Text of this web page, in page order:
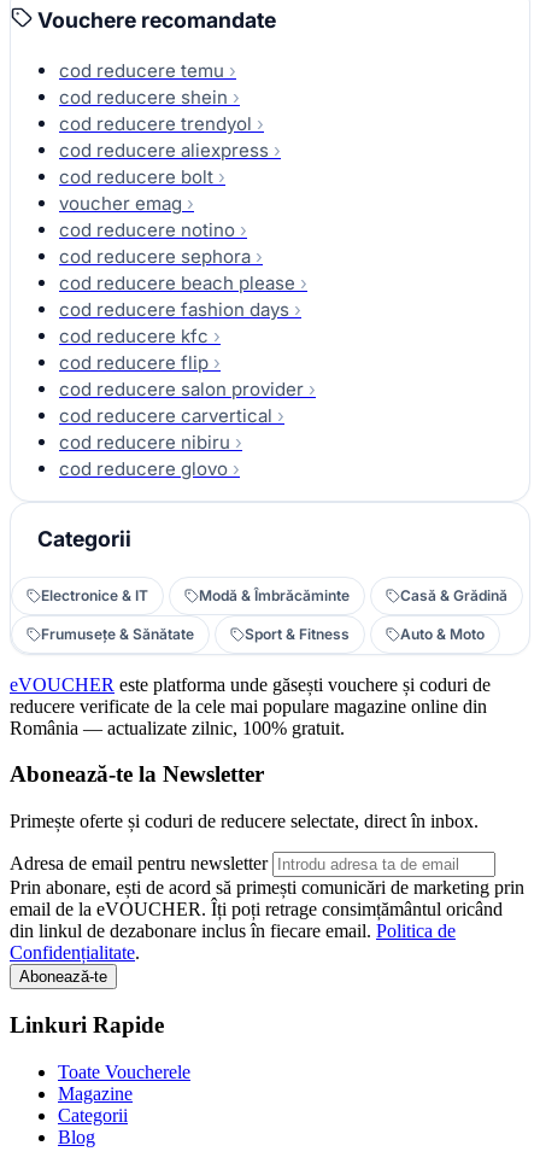
Vouchere recomandate
cod reducere temu ›
cod reducere shein ›
cod reducere trendyol ›
cod reducere aliexpress ›
cod reducere bolt ›
voucher emag ›
cod reducere notino ›
cod reducere sephora ›
cod reducere beach please ›
cod reducere fashion days ›
cod reducere kfc ›
cod reducere flip ›
cod reducere salon provider ›
cod reducere carvertical ›
cod reducere nibiru ›
cod reducere glovo ›
Categorii
Electronice & IT Modă & Îmbrăcăminte Casă & Grădină
Frumusețe & Sănătate Sport & Fitness Auto & Moto
eVOUCHER este platforma unde găsești vouchere și coduri de
reducere verificate de la cele mai populare magazine online din
România — actualizate zilnic, 100% gratuit.
Abonează-te la Newsletter
Primește oferte și coduri de reducere selectate, direct în inbox.
Adresa de email pentru newsletter
Prin abonare, ești de acord să primești comunicări de marketing prin
email de la eVOUCHER. Îți poți retrage consimțământul oricând
din linkul de dezabonare inclus în fiecare email. Politica de
Confidențialitate.
Abonează-te
Linkuri Rapide
Toate Voucherele
Magazine
Categorii
Blog